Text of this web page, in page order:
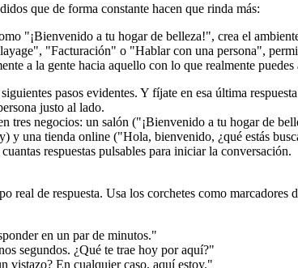
que de forma constante hacen que rinda más:
"¡Bienvenido a tu hogar de belleza!", crea el
"Facturación" o "Hablar con una persona",
a la gente hacia aquello con lo que realmente puedes
pasos evidentes. Y fíjate en esa última
justo al lado.
respuestas pulsables para iniciar la conversación.
real de respuesta. Usa los corchetes como marcadores
en un par de minutos."
segundos. ¿Qué te trae hoy por aquí?"
vistazo? En cualquier caso, aquí estoy."